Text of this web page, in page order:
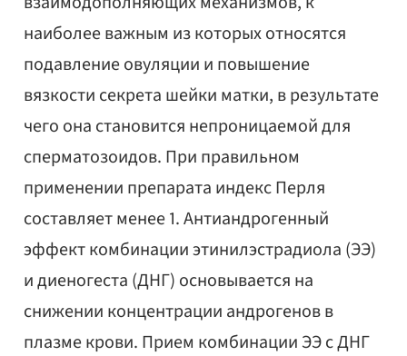
наиболее важным из которых относятся
подавление овуляции и повышение
вязкости секрета шейки матки, в результате
чего она становится непроницаемой для
сперматозоидов. При правильном
применении препарата индекс Перля
составляет менее 1. Антиандрогенный
эффект комбинации этинилэстрадиола (ЭЭ)
и диеногеста (ДНГ) основывается на
снижении концентрации андрогенов в
плазме крови. Прием комбинации ЭЭ с ДНГ